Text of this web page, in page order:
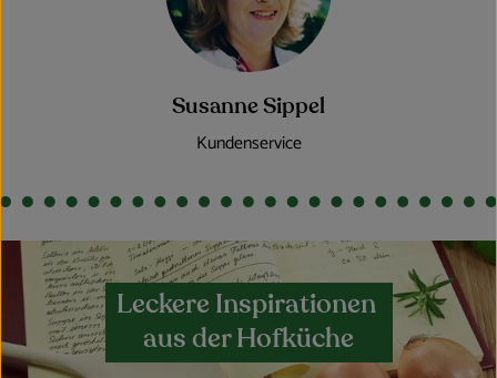
Susanne Sippel
Kundenservice
Leckere Inspirationen
aus der Hofküche